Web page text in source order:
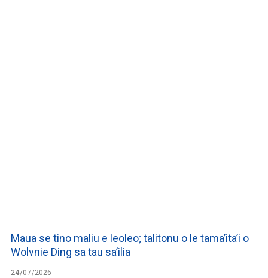
Maua se tino maliu e leoleo; talitonu o le tama’ita’i o
Wolvnie Ding sa tau sa’ilia
24/07/2026